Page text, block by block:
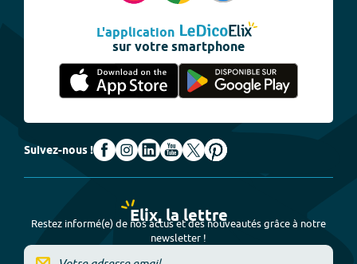
L'application
sur votre smartphone
Suivez-nous !
Elix, la lettre
Restez informé(e) de nos actus et des nouveautés grâce à notre
newsletter !